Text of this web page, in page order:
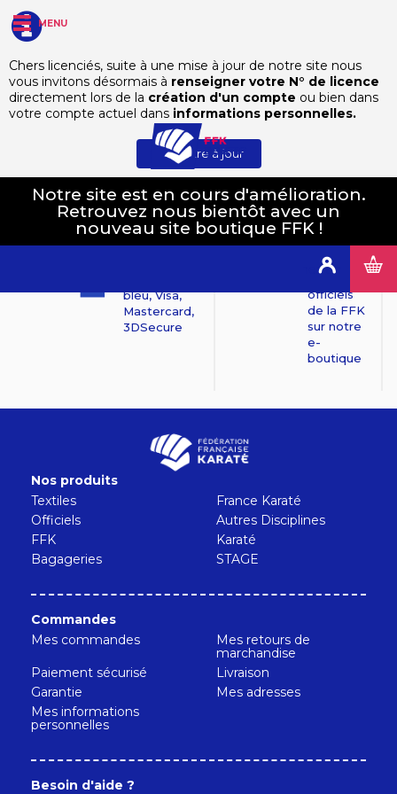
MENU
Chers licenciés, suite à une mise à jour de notre site nous
vous invitons désormais à renseigner votre N° de licence
directement lors de la création d'un compte ou bien dans
votre compte actuel dans informations personnelles.
Mettre à jour
Notre site est en cours d'amélioration.
Retrouvez nous bientôt avec un
nouveau site boutique FFK !
Connexion
Paiements
bleu, Visa,
Mastercard,
3DSecure
Produits
100%
officiels
Tous les
produits
officiels
de la FFK
sur notre
e-
boutique
Nos produits
Textiles
France Karaté
Officiels
Autres Disciplines
FFK
Karaté
Bagageries
STAGE
Commandes
Mes commandes
Mes retours de
marchandise
Paiement sécurisé
Livraison
Garantie
Mes adresses
Mes informations
personnelles
Besoin d'aide ?